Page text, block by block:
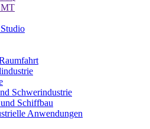
Schwerindustrie
Schiffbau
Anwendungen